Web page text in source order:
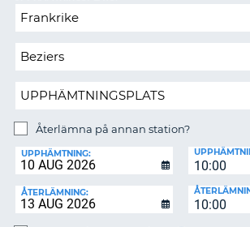
MIN
MEDLEMSINFORMATION
BOKNING
SVERIGE
Återlämna
annan
Återlämna på annan station?
UPPHÄMTNING:
10:00
ÅTERLÄMNING:
10:00